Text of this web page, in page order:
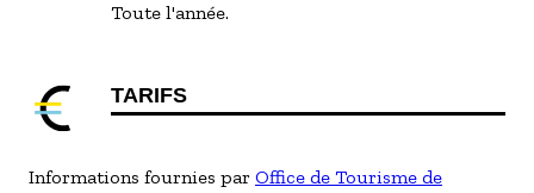
Toute l'année.
TARIFS
Informations fournies par Office de Tourisme de